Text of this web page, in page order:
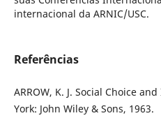
internacional da ARNIC/USC.
Referências
ARROW, K. J. Social Choice
York: John Wiley & Sons, 1963.